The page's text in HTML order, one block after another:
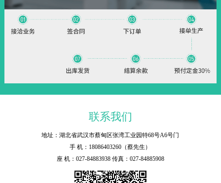
联系我们
地址：湖北省武汉市蔡甸区张湾工业园特68号A6号门
手 机：18086403260（蔡先生）
座 机：027-84883938 传真：027-84885908